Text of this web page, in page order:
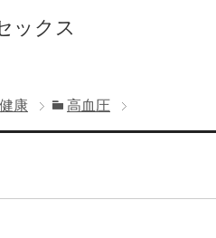
ックス
健康 高血圧